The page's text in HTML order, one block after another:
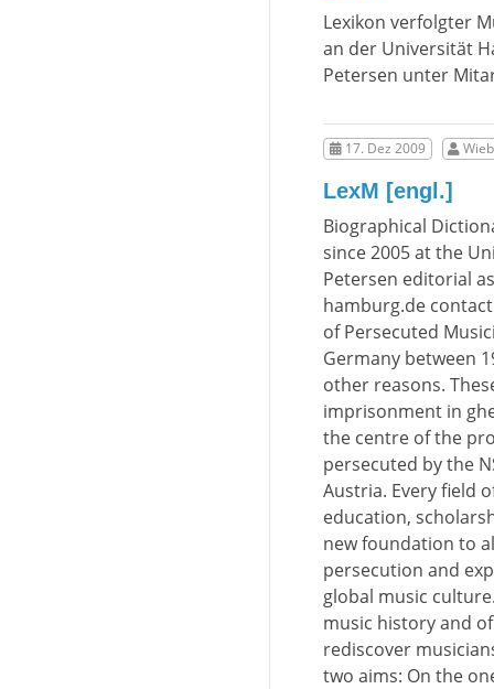
Lexikon verfolgter
an der Universität
Petersen unter
17. Dez 2009
LexM [engl.]
Biographical
since 2005 at the
Petersen editorial
hamburg.de
of Persecuted
Germany between
other reasons.
imprisonment in
the centre of the
persecuted by the
Austria. Every field
education,
new foundation to
persecution and
global music
music history and
rediscover
two aims: On the